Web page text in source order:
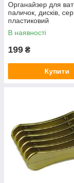
Органайзер для
паличок, дисків,
пластиковий
В наявності
199 ₴
Купити